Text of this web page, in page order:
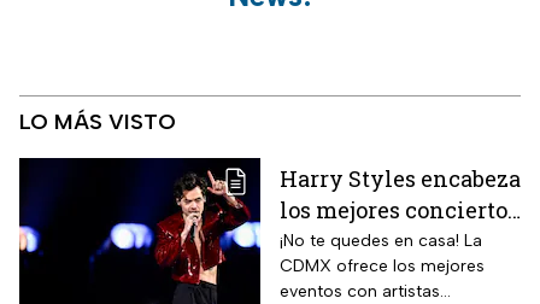
LO MÁS VISTO
Harry Styles encabeza
los mejores conciertos
en la CDMX hoy 7 de
agosto
¡No te quedes en casa! La
CDMX ofrece los mejores
eventos con artistas